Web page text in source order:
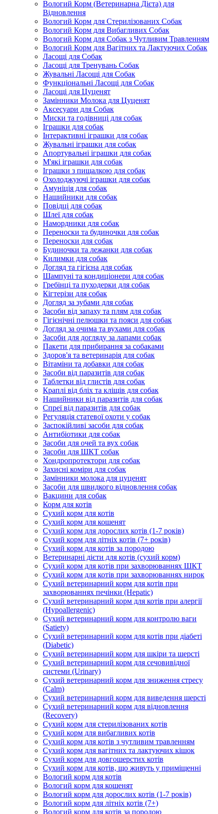
Вологий Корм (Ветеринарна Дієта) для
Відновлення
Вологий Корм для Стерилізованих Собак
Вологий Корм для Вибагливих Собак
Вологий Корм для Собак з Чутливим Травленням
Вологий Корм для Вагітних та Лактуючих Собак
Ласощі для Собак
Ласощі для Тренувань Собак
Жувальні Ласощі для Собак
Функціональні Ласощі для Собак
Ласощі для Цуценят
Замінники Молока для Цуценят
Аксесуари для Собак
Миски та годівниці для собак
Іграшки для собак
Інтерактивні іграшки для собак
Жувальні іграшки для собак
Апортувальні іграшки для собак
М'які іграшки для собак
Іграшки з пищалкою для собак
Охолоджуючі іграшки для собак
Амуніція для собак
Нашийники для собак
Повідці для собак
Шлеї для собак
Намордники для собак
Переноски та будиночки для собак
Переноски для собак
Будиночки та лежанки для собак
Килимки для собак
Догляд та гігієна для собак
Шампуні та кондиціонери для собак
Гребінці та пуходерки для собак
Кігтерізи для собак
Догляд за зубами для собак
Засоби від запаху та плям для собак
Гігієнічні пелюшки та пояси для собак
Догляд за очима та вухами для собак
Засоби для догляду за лапами собак
Пакети для прибирання за собаками
Здоров'я та ветеринарія для собак
Вітаміни та добавки для собак
Засоби від паразитів для собак
Таблетки від глистів для собак
Краплі від бліх та кліщів для собак
Нашийники від паразитів для собак
Спреї від паразитів для собак
Регуляція статевої охоти у собак
Заспокійливі засоби для собак
Антибіотики для собак
Засоби для очей та вух собак
Засоби для ШКТ собак
Хондропротектори для собак
Захисні коміри для собак
Замінники молока для цуценят
Засоби для швидкого відновлення собак
Вакцини для собак
Корм для котів
Сухий корм для котів
Сухий корм для кошенят
Сухий корм для дорослих котів (1-7 років)
Сухий корм для літніх котів (7+ років)
Сухий корм для котів за породою
Ветеринарні дієти для котів (сухий корм)
Сухий корм для котів при захворюваннях ШКТ
Сухий корм для котів при захворюваннях нирок
Сухий ветеринарний корм для котів при
захворюваннях печінки (Hepatic)
Сухий ветеринарний корм для котів при алергії
(Hypoallergenic)
Сухий ветеринарний корм для контролю ваги
(Satiety)
Сухий ветеринарний корм для котів при діабеті
(Diabetic)
Сухий ветеринарний корм для шкіри та шерсті
Сухий ветеринарний корм для сечовивідної
системи (Urinary)
Сухий ветеринарний корм для зниження стресу
(Calm)
Сухий ветеринарний корм для виведення шерсті
Сухий ветеринарний корм для відновлення
(Recovery)
Сухий корм для стерилізованих котів
Сухий корм для вибагливих котів
Сухий корм для котів з чутливим травленням
Сухий корм для вагітних та лактуючих кішок
Сухий корм для довгошерстих котів
Сухий корм для котів, що живуть у приміщенні
Вологий корм для котів
Вологий корм для кошенят
Вологий корм для дорослих котів (1-7 років)
Вологий корм для літніх котів (7+)
Вологий корм для котів за породою